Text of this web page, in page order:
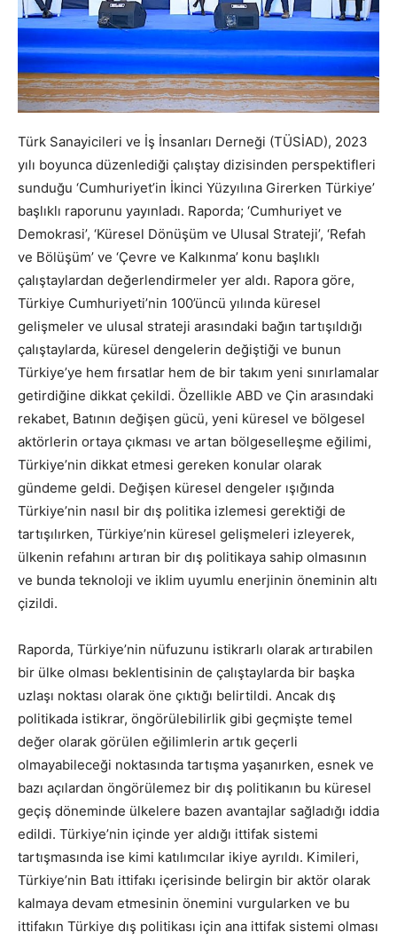
Türk Sanayicileri ve İş İnsanları Derneği (TÜSİAD), 2023
yılı boyunca düzenlediği çalıştay dizisinden perspektifleri
sunduğu ‘Cumhuriyet’in İkinci Yüzyılına Girerken Türkiye’
başlıklı raporunu yayınladı. Raporda; ‘Cumhuriyet ve
Demokrasi’, ‘Küresel Dönüşüm ve Ulusal Strateji’, ‘Refah
ve Bölüşüm’ ve ‘Çevre ve Kalkınma’ konu başlıklı
çalıştaylardan değerlendirmeler yer aldı. Rapora göre,
Türkiye Cumhuriyeti’nin 100’üncü yılında küresel
gelişmeler ve ulusal strateji arasındaki bağın tartışıldığı
çalıştaylarda, küresel dengelerin değiştiği ve bunun
Türkiye’ye hem fırsatlar hem de bir takım yeni sınırlamalar
getirdiğine dikkat çekildi. Özellikle ABD ve Çin arasındaki
rekabet, Batının değişen gücü, yeni küresel ve bölgesel
aktörlerin ortaya çıkması ve artan bölgeselleşme eğilimi,
Türkiye’nin dikkat etmesi gereken konular olarak
gündeme geldi. Değişen küresel dengeler ışığında
Türkiye’nin nasıl bir dış politika izlemesi gerektiği de
tartışılırken, Türkiye’nin küresel gelişmeleri izleyerek,
ülkenin refahını artıran bir dış politikaya sahip olmasının
ve bunda teknoloji ve iklim uyumlu enerjinin öneminin altı
çizildi.
Raporda, Türkiye’nin nüfuzunu istikrarlı olarak artırabilen
bir ülke olması beklentisinin de çalıştaylarda bir başka
uzlaşı noktası olarak öne çıktığı belirtildi. Ancak dış
politikada istikrar, öngörülebilirlik gibi geçmişte temel
değer olarak görülen eğilimlerin artık geçerli
olmayabileceği noktasında tartışma yaşanırken, esnek ve
bazı açılardan öngörülemez bir dış politikanın bu küresel
geçiş döneminde ülkelere bazen avantajlar sağladığı iddia
edildi. Türkiye’nin içinde yer aldığı ittifak sistemi
tartışmasında ise kimi katılımcılar ikiye ayrıldı. Kimileri,
Türkiye’nin Batı ittifakı içerisinde belirgin bir aktör olarak
kalmaya devam etmesinin önemini vurgularken ve bu
ittifakın Türkiye dış politikası için ana ittifak sistemi olması